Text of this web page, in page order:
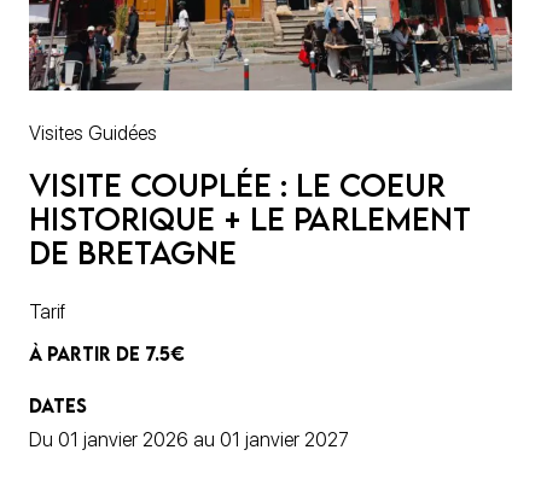
Visites Guidées
Visite couplée : le coeur
historique + le Parlement
de Bretagne
Tarif
À PARTIR DE 7.5€
DATES
Du 01 janvier 2026 au 01 janvier 2027